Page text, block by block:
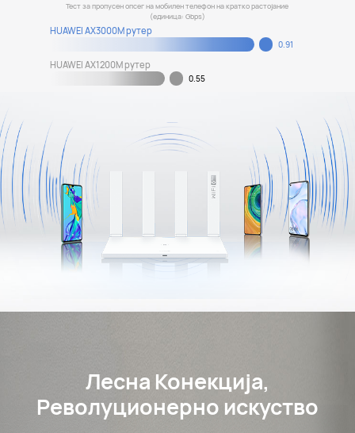
Тест за пропусен опсег на мобилен телефон на кратко растојание
(единица: Gbps)
HUAWEI AX3000M рутер
0.91
HUAWEI AX1200M рутер
0.55
Лесна Конекција,
Револуционерно искуство